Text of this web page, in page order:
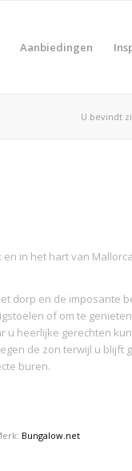
Aanbiedingen
U bevindt
in het hart van
dorp en de imposante
of om te
u heerlijke gerechten
de zon terwijl u
buren.
Bungalow.net